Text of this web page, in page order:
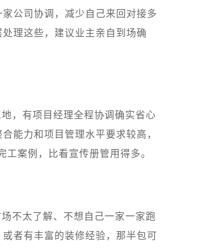
公司协调，减少自己来回对接多
理这些，建议业主亲自到场确
，有项目经理全程协调确实省心
能力和项目管理水平要求较高，
案例，比看宣传册管用得多。
不太了解、不想自己一家一家跑
者有丰富的装修经验，那半包可